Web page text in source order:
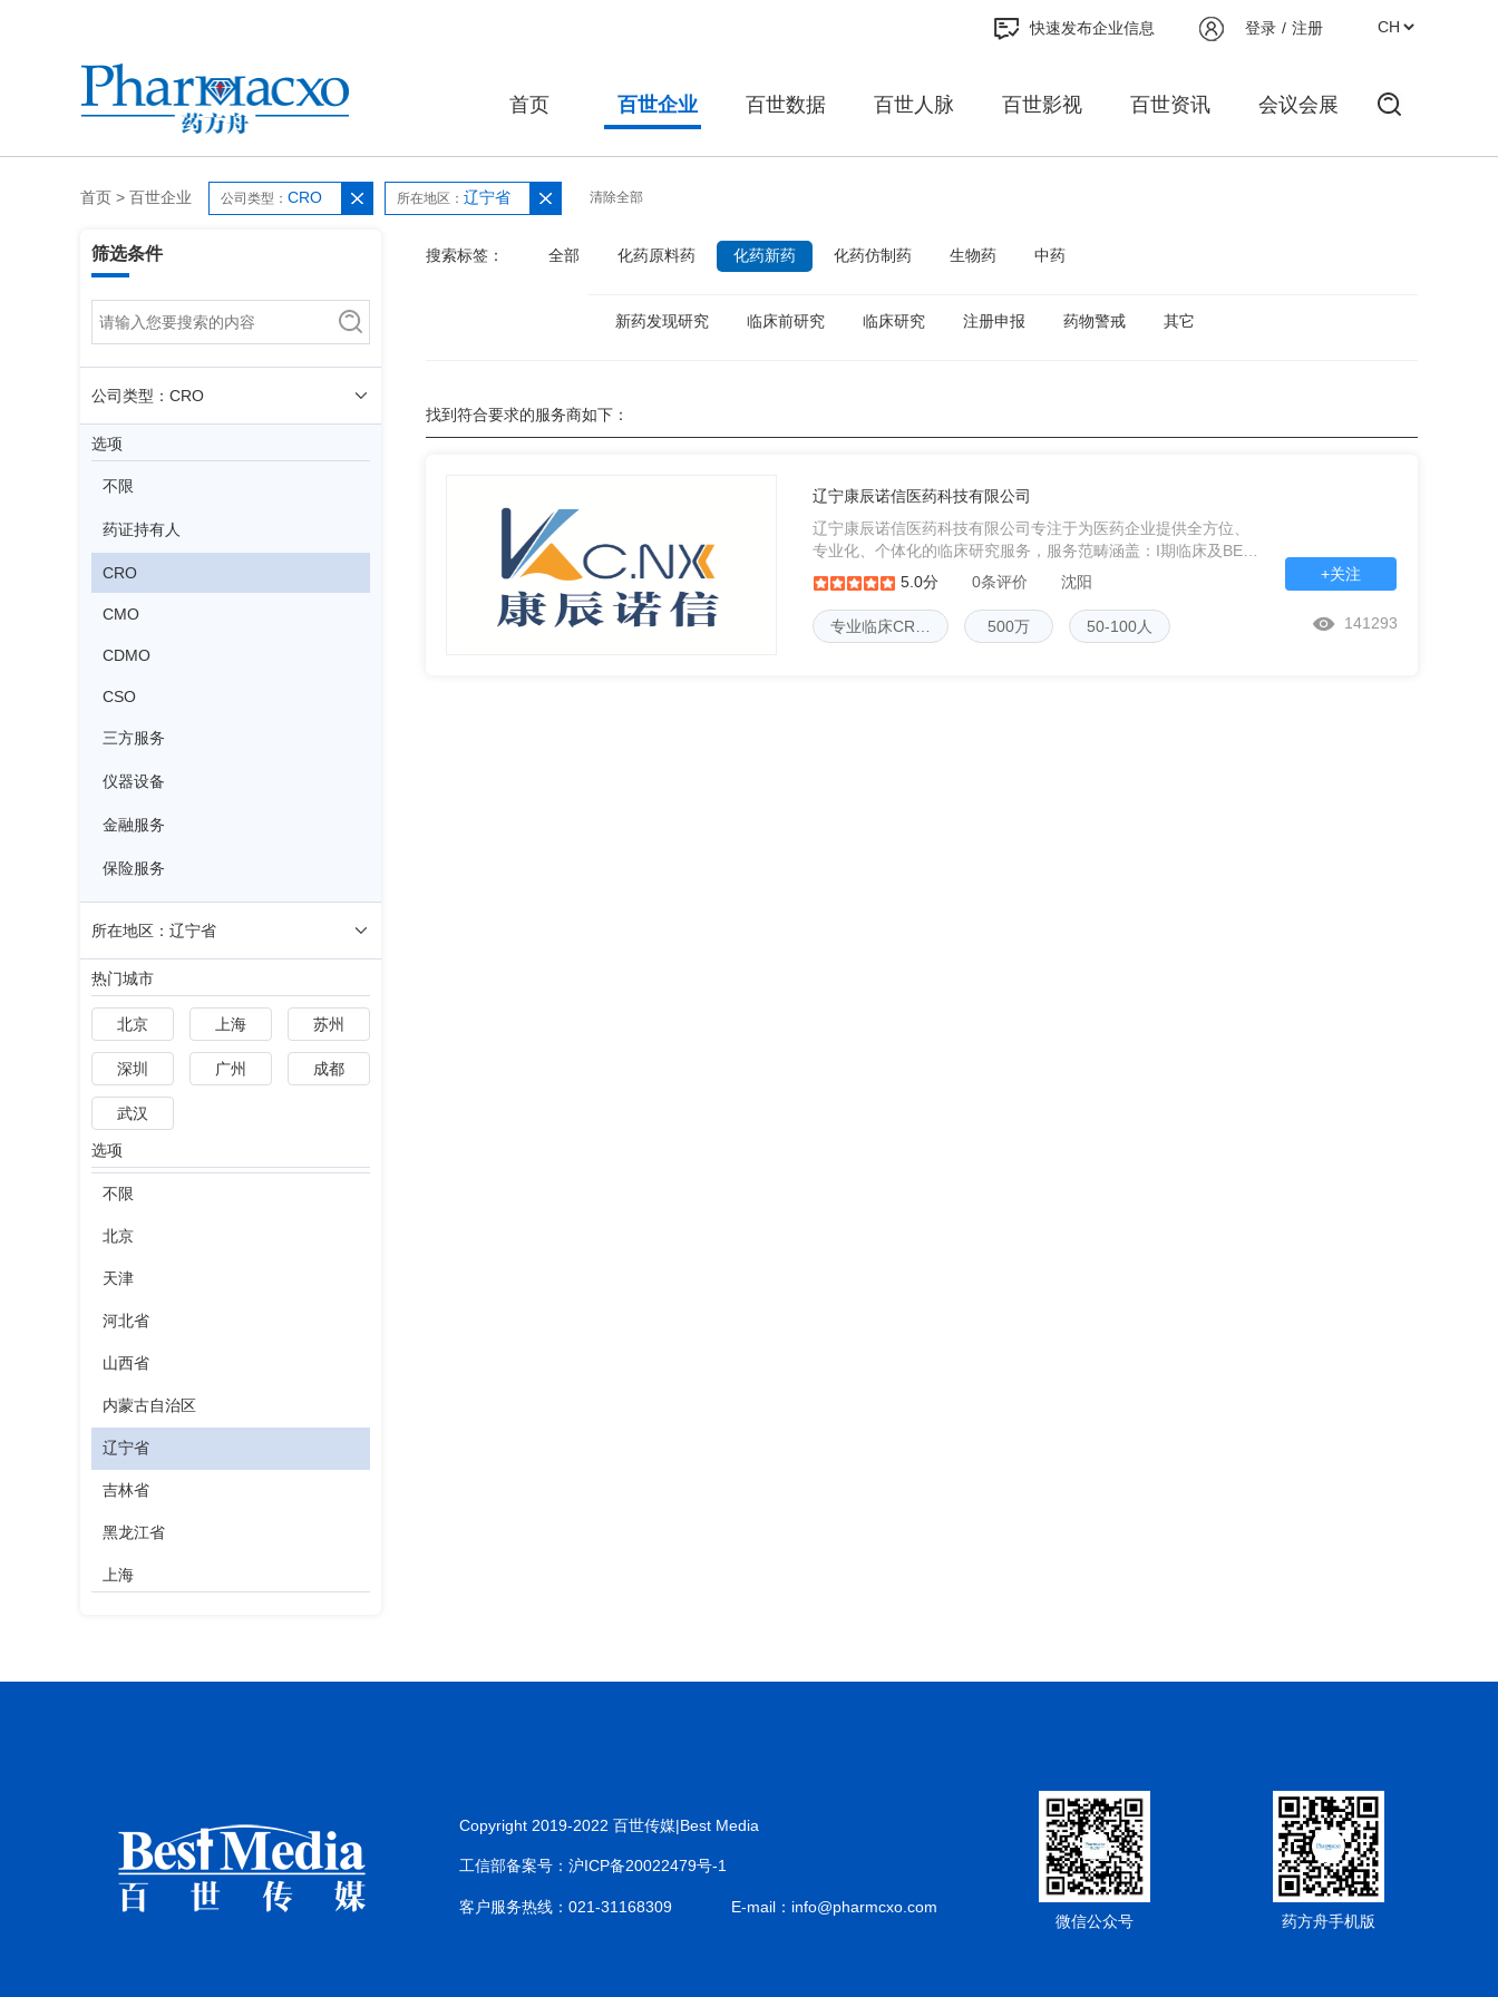
登录 / 注册
快速发布企业信息
首页 百世企业 百世数据 百世人脉 百世影视 百世资讯 会议会展
首页 > 百世企业 公司类型： CRO 所在地区： 辽宁省 清除全部
筛选条件
公司类型：CRO
选项
不限
药证持有人
CRO
CMO
CDMO
CSO
三方服务
仪器设备
金融服务
保险服务
所在地区：辽宁省
热门城市
北京 上海 苏州
深圳 广州 成都
武汉
选项
不限
北京
天津
河北省
山西省
内蒙古自治区
辽宁省
吉林省
黑龙江省
上海
山东省
河南省
湖北省
搜索标签： 全部 化药原料药 化药新药 化药仿制药 生物药 中药
新药发现研究 临床前研究 临床研究 注册申报 药物警戒 其它
找到符合要求的服务商如下：
辽宁康辰诺信医药科技有限公司
辽宁康辰诺信医药科技有限公司专注于为医药企业提供全方位、
专业化、个体化的临床研究服务，服务范畴涵盖：I期临床及BE试
验、II～IV期临床试验、医疗器械临床试验、保健食品人体试食试
验及特医食品临床试验，
5.0分 0条评价 沈阳
专业临床CR… 500万 50-100人 141293
+关注
Copyright 2019-2022 百世传媒|Best Media
工信部备案号：沪ICP备20022479号-1
客户服务热线：021-31168309
E-mail：info@pharmcxo.com
微信公众号
药方舟手机版